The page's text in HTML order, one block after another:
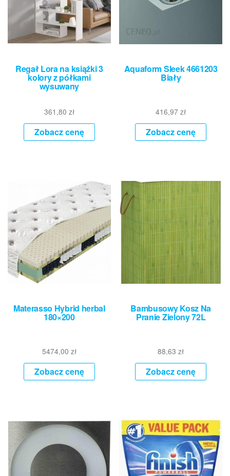
Regał Lora na książki 3
kolory z półkami
wysuwany
361,80 zł
Zobacz cenę
Aquaform Sleek 4661203
Biały
416,97zł
Zobacz cenę
Materasso Hybrid herbal
180×200
5474,00 zł
Zobacz cenę
Bambusowy Kosz Na
Pranie Zielony 72L
88,63zł
Zobacz cenę